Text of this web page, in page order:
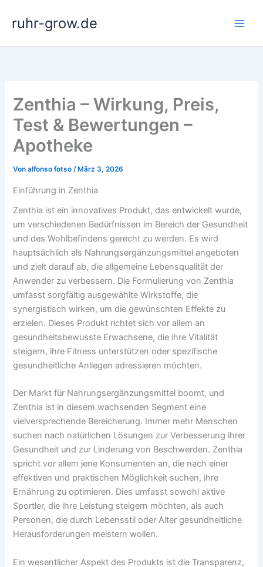
Inhaltruhr-grow.de
Zenthia – Wirkung, Preis,
Test & Bewertungen –
Apotheke
Vonalfonso fotso/ März 3, 2026
Einführung in Zenthia
Zenthia ist ein innovatives Produkt, das entwickelt wurde,
um verschiedenen Bedürfnissen im Bereich der Gesundheit
und des Wohlbefindens gerecht zu werden. Es wird
hauptsächlich als Nahrungsergänzungsmittel angeboten
und zielt darauf ab, die allgemeine Lebensqualität der
Anwender zu verbessern. Die Formulierung von Zenthia
umfasst sorgfältig ausgewählte Wirkstoffe, die
synergistisch wirken, um die gewünschten Effekte zu
erzielen. Dieses Produkt richtet sich vor allem an
gesundheitsbewusste Erwachsene, die ihre Vitalität
steigern, ihre Fitness unterstützen oder spezifische
gesundheitliche Anliegen adressieren möchten.
Der Markt für Nahrungsergänzungsmittel boomt, und
Zenthia ist in diesem wachsenden Segment eine
vielversprechende Bereicherung. Immer mehr Menschen
suchen nach natürlichen Lösungen zur Verbesserung ihrer
Gesundheit und zur Linderung von Beschwerden. Zenthia
spricht vor allem jene Konsumenten an, die nach einer
effektiven und praktischen Möglichkeit suchen, ihre
Ernährung zu optimieren. Dies umfasst sowohl aktive
Sportler, die ihre Leistung steigern möchten, als auch
Personen, die durch Lebensstil oder Alter gesundheitliche
Herausforderungen meistern wollen.
Ein wesentlicher Aspekt des Produkts ist die Transparenz,